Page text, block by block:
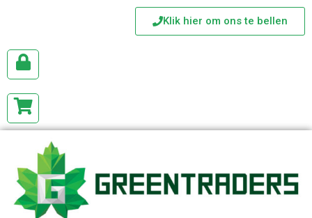
Klik hier om ons te bellen